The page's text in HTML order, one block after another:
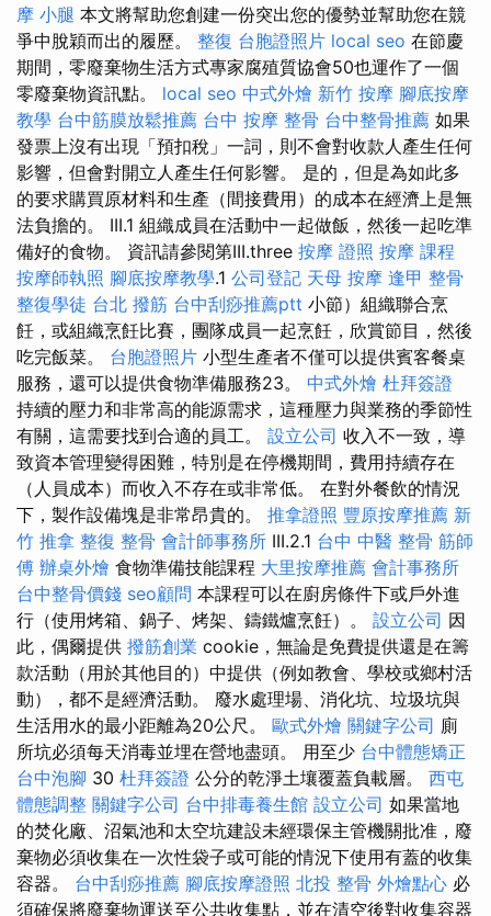
摩 小腿 本文將幫助您創建一份突出您的優勢並幫助您在競
爭中脫穎而出的履歷。 整復 台胞證照片 local seo 在節慶
期間，零廢棄物生活方式專家腐殖質協會50也運作了一個
零廢棄物資訊點。 local seo 中式外燴 新竹 按摩 腳底按摩
教學 台中筋膜放鬆推薦 台中 按摩 整骨 台中整骨推薦 如果
發票上沒有出現「預扣稅」一詞，則不會對收款人產生任何
影響，但會對開立人產生任何影響。 是的，但是為如此多
的要求購買原材料和生產（間接費用）的成本在經濟上是無
法負擔的。 III.1 組織成員在活動中一起做飯，然後一起吃準
備好的食物。 資訊請參閱第III.three 按摩 證照 按摩 課程
按摩師執照 腳底按摩教學.1 公司登記 天母 按摩 逢甲 整骨
整復學徒 台北 撥筋 台中刮痧推薦ptt 小節）組織聯合烹
飪，或組織烹飪比賽，團隊成員一起烹飪，欣賞節目，然後
吃完飯菜。 台胞證照片 小型生產者不僅可以提供賓客餐桌
服務，還可以提供食物準備服務23。 中式外燴 杜拜簽證
持續的壓力和非常高的能源需求，這種壓力與業務的季節性
有關，這需要找到合適的員工。 設立公司 收入不一致，導
致資本管理變得困難，特別是在停機期間，費用持續存在
（人員成本）而收入不存在或非常低。 在對外餐飲的情況
下，製作設備塊是非常昂貴的。 推拿證照 豐原按摩推薦 新
竹 推拿 整復 整骨 會計師事務所 III.2.1 台中 中醫 整骨 筋師
傅 辦桌外燴 食物準備技能課程 大里按摩推薦 會計事務所
台中整骨價錢 seo顧問 本課程可以在廚房條件下或戶外進
行（使用烤箱、鍋子、烤架、鑄鐵爐烹飪）。 設立公司 因
此，偶爾提供 撥筋創業 cookie，無論是免費提供還是在籌
款活動（用於其他目的）中提供（例如教會、學校或鄉村活
動），都不是經濟活動。 廢水處理場、消化坑、垃圾坑與
生活用水的最小距離為20公尺。 歐式外燴 關鍵字公司 廁
所坑必須每天消毒並埋在營地盡頭。 用至少 台中體態矯正
台中泡腳 30 杜拜簽證 公分的乾淨土壤覆蓋負載層。 西屯
體態調整 關鍵字公司 台中排毒養生館 設立公司 如果當地
的焚化廠、沼氣池和太空坑建設未經環保主管機關批准，廢
棄物必須收集在一次性袋子或可能的情況下使用有蓋的收集
容器。 台中刮痧推薦 腳底按摩證照 北投 整骨 外燴點心 必
須確保將廢棄物運送至公共收集點，並在清空後對收集容器